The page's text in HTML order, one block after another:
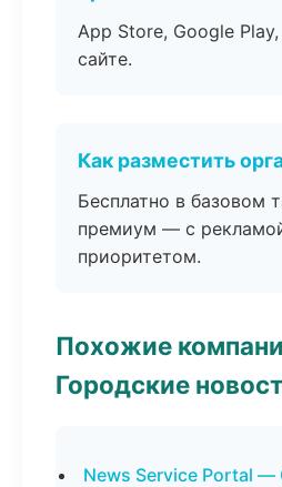
App Store, Google
сайте.
Как разместить
Бесплатно в базовом
премиум — с
приоритетом.
Похожие
Городские
News Service Portal —